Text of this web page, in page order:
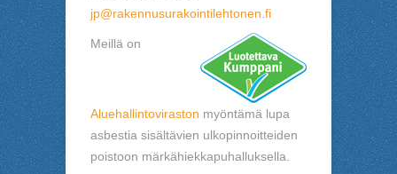
jp@rakennusurakointilehtonen.fi
Meillä on
Aluehallintoviraston myöntämä lupa
asbestia sisältävien ulkopinnoitteiden
poistoon märkähiekkapuhalluksella.